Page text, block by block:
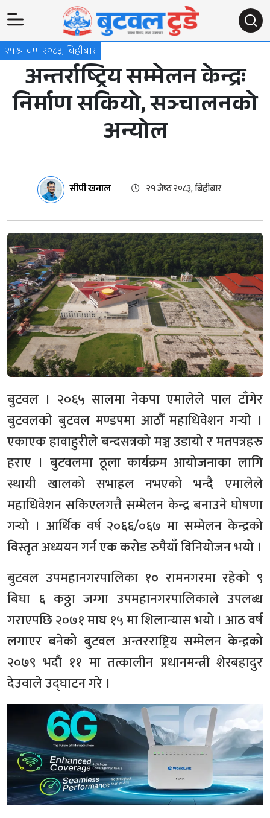
२१ श्रावण २०८३, बिहीबार
अन्तर्राष्ट्रिय सम्मेलन केन्द्रः
निर्माण सकियो, सञ्चालनको
अन्योल
सीपी खनाल २१ जेष्ठ २०८३, बिहीबार
बुटवल । २०६५ सालमा नेकपा एमालेले पाल टाँगेर
बुटवलको बुटवल मण्डपमा आठौं महाधिवेशन गर्‍यो ।
एकाएक हावाहुरीले बन्दसत्रको मञ्च उडायो र मतपत्रहरु
हराए । बुटवलमा ठूला कार्यक्रम आयोजनाका लागि
स्थायी खालको सभाहल नभएको भन्दै एमालेले
महाधिवेशन सकिएलगत्तै सम्मेलन केन्द्र बनाउने घोषणा
गर्‍यो । आर्थिक वर्ष २०६६/०६७ मा सम्मेलन केन्द्रको
विस्तृत अध्ययन गर्न एक करोड रुपैयाँ विनियोजन भयो ।
बुटवल उपमहानगरपालिका १० रामनगरमा रहेको ९
बिघा ६ कठ्ठा जग्गा उपमहानगरपालिकाले उपलब्ध
गराएपछि २०७१ माघ १५ मा शिलान्यास भयो । आठ वर्ष
लगाएर बनेको बुटवल अन्तरराष्ट्रिय सम्मेलन केन्द्रको
२०७९ भदौ ११ मा तत्कालीन प्रधानमन्त्री शेरबहादुर
देउवाले उद्घाटन गरे ।